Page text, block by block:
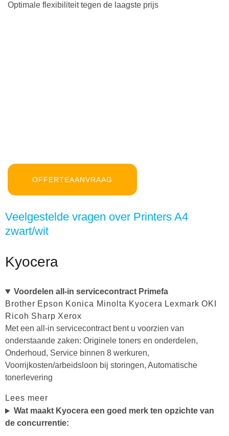
Optimale flexibiliteit tegen de laagste prijs
OFFERTEAANVRAAG
Veelgestelde vragen over Printers A4
zwart/wit
Kyocera
Voordelen all-in servicecontract Primefa
Brother Epson Konica Minolta Kyocera Lexmark OKI
Ricoh Sharp Xerox
Met een all-in servicecontract bent u voorzien van
onderstaande zaken: Originele toners en onderdelen,
Onderhoud, Service binnen 8 werkuren,
Voorrijkosten/arbeidsloon bij storingen, Automatische
tonerlevering
Lees meer
Wat maakt Kyocera een goed merk ten opzichte van
de concurrentie: